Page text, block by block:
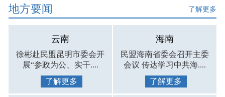
地方要闻 了解更多
云南
徐彬赴民盟昆明市委会开
展“参政为公、实干....
了解更多
海南
民盟海南省委会召开主委
会议 传达学习中共海....
了解更多